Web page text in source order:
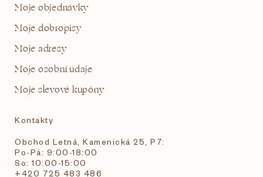
Moje objednávky
Moje dobropisy
Moje adresy
Moje osobní údaje
Moje slevové kupóny
Kontakty
Obchod Letná, Kamenická 25, P7:
Po-Pá: 9:00-18:00
So: 10:00-15:00
+420 725 483 486